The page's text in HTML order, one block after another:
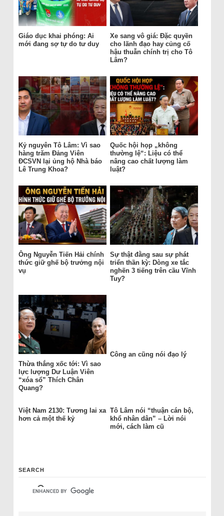
Giáo dục khai phóng: Ai
mới đang sợ tự do tư duy
Xe sang vô giá: Đặc quyền
cho lãnh đạo hay củng cố
hậu thuẫn chính trị cho Tô
Lâm?
Kỷ nguyên Tô Lâm: Vì sao
hàng trăm Đảng Viên
ĐCSVN lại ủng hộ Nhà báo
Lê Trung Khoa?
Quốc hội họp „không
thường lệ“: Liệu có thể
nâng cao chất lượng làm
luật?
Ông Nguyễn Tiến Hải chính
thức giữ ghế bộ trưởng nội
vụ
Sự thật đằng sau sự phát
triển thần kỳ: Dòng xe tắc
nghẽn 3 tiếng trên cầu Vĩnh
Tuy?
Thừa thắng xốc tới: Vì sao
lực lượng Dư Luận Viên
“xóa sổ” Thích Chân
Quang?
Công an cũng nói đạo lý
Việt Nam 2130: Tương lai xa
hơn cả một thế kỷ
Tô Lâm nói “thuận cán bộ,
khổ nhân dân” – Lời nói
mới, cách làm cũ
SEARCH